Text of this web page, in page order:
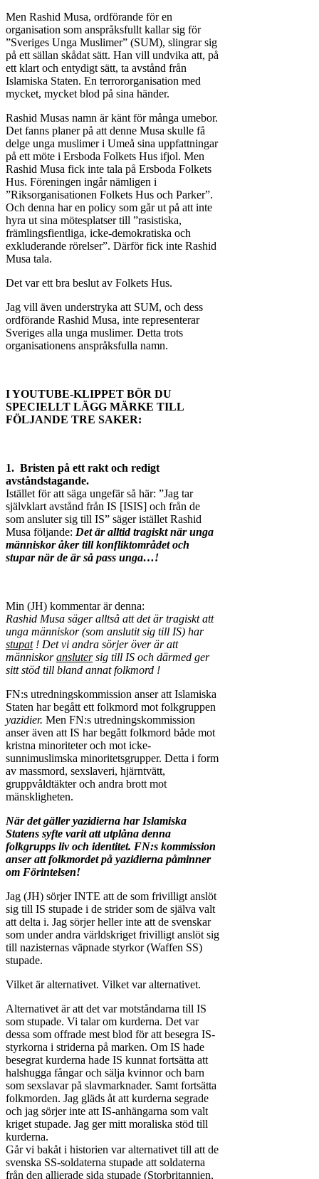
Men Rashid Musa, ordförande för en
organisation som anspråksfullt kallar sig för
”Sveriges Unga Muslimer” (SUM), slingrar sig
på ett sällan skådat sätt. Han vill undvika att, på
ett klart och entydigt sätt, ta avstånd från
Islamiska Staten. En terrororganisation med
mycket, mycket blod på sina händer.
Rashid Musas namn är känt för många umebor.
Det fanns planer på att denne Musa skulle få
delge unga muslimer i Umeå sina uppfattningar
på ett möte i Ersboda Folkets Hus ifjol. Men
Rashid Musa fick inte tala på Ersboda Folkets
Hus. Föreningen ingår nämligen i
”Riksorganisationen Folkets Hus och Parker”.
Och denna har en policy som går ut på att inte
hyra ut sina mötesplatser till ”rasistiska,
främlingsfientliga, icke-demokratiska och
exkluderande rörelser”. Därför fick inte Rashid
Musa tala.
Det var ett bra beslut av Folkets Hus.
Jag vill även understryka att SUM, och dess
ordförande Rashid Musa, inte representerar
Sveriges alla unga muslimer. Detta trots
organisationens anspråksfulla namn.
I YOUTUBE-KLIPPET BÖR DU
SPECIELLT LÄGG MÄRKE TILL
FÖLJANDE TRE SAKER:
1. Bristen på ett rakt och redigt
avståndstagande.
Istället för att säga ungefär så här: ”Jag tar
självklart avstånd från IS [ISIS] och från de
som ansluter sig till IS” säger istället Rashid
Musa följande: Det är alltid tragiskt när unga
människor åker till konfliktområdet och
stupar när de är så pass unga…!
Min (JH) kommentar är denna:
Rashid Musa säger alltså att det är tragiskt att
unga människor (som anslutit sig till IS) har
stupat! Det vi andra sörjer över är att
människoranslutersig till IS och därmed ger
sitt stöd till bland annat folkmord !
FN:s utredningskommission anser att Islamiska
Staten har begått ett folkmord mot folkgruppen
yazidier. Men FN:s utredningskommission
anser även att IS har begått folkmord både mot
kristna minoriteter och mot icke-
sunnimuslimska minoritetsgrupper. Detta i form
av massmord, sexslaveri, hjärntvätt,
gruppvåldtäkter och andra brott mot
mänskligheten.
När det gäller yazidierna har Islamiska
Statens syfte varit att utplåna denna
folkgrupps liv och identitet. FN:s kommission
anser att folkmordet på yazidierna påminner
om Förintelsen!
Jag (JH) sörjer INTE att de som frivilligt anslöt
sig till IS stupade i de strider som de själva valt
att delta i. Jag sörjer heller inte att de svenskar
som under andra världskriget frivilligt anslöt sig
till nazisternas väpnade styrkor (Waffen SS)
stupade.
Vilket är alternativet. Vilket var alternativet.
Alternativet är att det var motståndarna till IS
som stupade. Vi talar om kurderna. Det var
dessa som offrade mest blod för att besegra IS-
styrkorna i striderna på marken. Om IS hade
besegrat kurderna hade IS kunnat fortsätta att
halshugga fångar och sälja kvinnor och barn
som sexslavar på slavmarknader. Samt fortsätta
folkmorden. Jag gläds åt att kurderna segrade
och jag sörjer inte att IS-anhängarna som valt
kriget stupade. Jag ger mitt moraliska stöd till
kurderna.
Går vi bakåt i historien var alternativet till att de
svenska SS-soldaterna stupade att soldaterna
från den allierade sida stupade (Storbritannien,